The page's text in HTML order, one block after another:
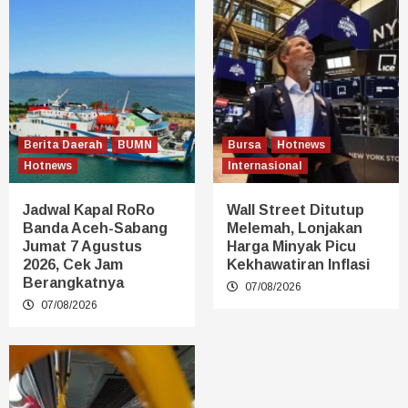
Berita Daerah
BUMN
Hotnews
Jadwal Kapal RoRo
Banda Aceh-Sabang
Jumat 7 Agustus
2026, Cek Jam
Berangkatnya
07/08/2026
Bursa
Hotnews
Internasional
Wall Street Ditutup
Melemah, Lonjakan
Harga Minyak Picu
Kekhawatiran Inflasi
07/08/2026